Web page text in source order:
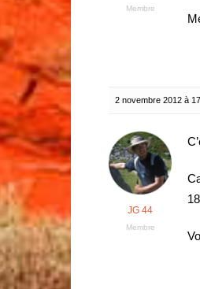
Membre
2 novembre 2012 à
JG 44
Membre